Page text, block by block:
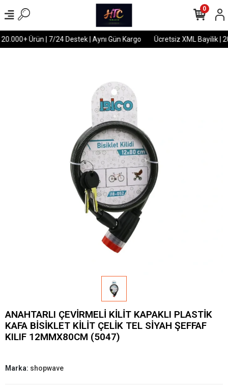
Ürün | 7/24 Destek | Aynı Gün Kargo Ücretsiz XML Bayilik |
0
ANAHTARLI ÇEVİRMELİ KİLİT KAPAKLI PLASTİK
KAFA BİSİKLET KİLİT ÇELİK TEL SİYAH ŞEFFAF
KILIF 12MMX80CM (5047)
Marka: shopwave